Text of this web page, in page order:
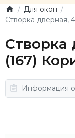
Для окон
Створка дверная,
Створка
(167)
Информация